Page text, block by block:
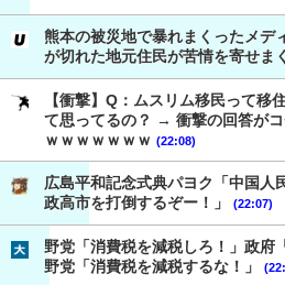
熊本の被災地で暴れまくったメデ
が切れた地元住民が苦情を寄せ
【衝撃】Q：ムスリム移民って移
て思ってるの？ → 衝撃の回答が
ｗｗｗｗｗｗｗ (22:08)
広島平和記念式典パヨク「中国人
政高市を打倒するぞー！」
(22:07)
野党「消費税を減税しろ！」政府
野党「消費税を減税するな！」